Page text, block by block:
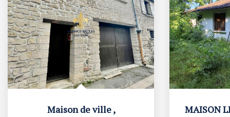
Maison de ville,
MAISON